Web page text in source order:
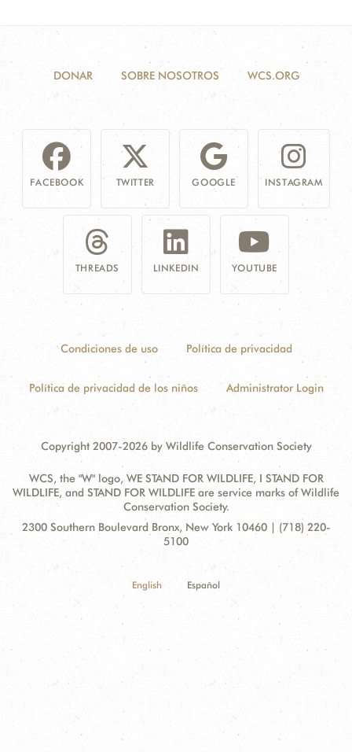
DONAR SOBRE NOSOTROS WCS.ORG
FACEBOOK TWITTER GOOGLE INSTAGRAM
THREADS LINKEDIN YOUTUBE
Condiciones de uso Política de privacidad
Política de privacidad de los niños Administrator Login
Copyright 2007-2026 by Wildlife Conservation Society
WCS, the "W" logo, WE STAND FOR WILDLIFE, I STAND FOR
WILDLIFE, and STAND FOR WILDLIFE are service marks of Wildlife
Conservation Society.
Contact
Address:
2300 Southern Boulevard Bronx, New York 10460 | (718) 220-
5100
English Español